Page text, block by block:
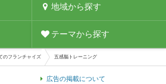
地域から探す
テーマから探す
のフランチャイズ 五感脳トレーニング
広告の掲載について